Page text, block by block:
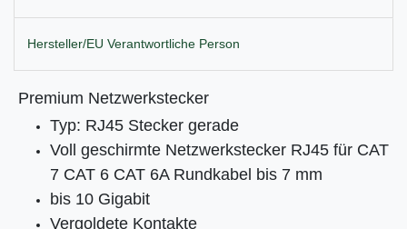
Hersteller/EU Verantwortliche Person
Premium Netzwerkstecker
Typ: RJ45 Stecker gerade
Voll geschirmte Netzwerkstecker RJ45 für CAT
7 CAT 6 CAT 6A Rundkabel bis 7 mm
bis 10 Gigabit
Vergoldete Kontakte